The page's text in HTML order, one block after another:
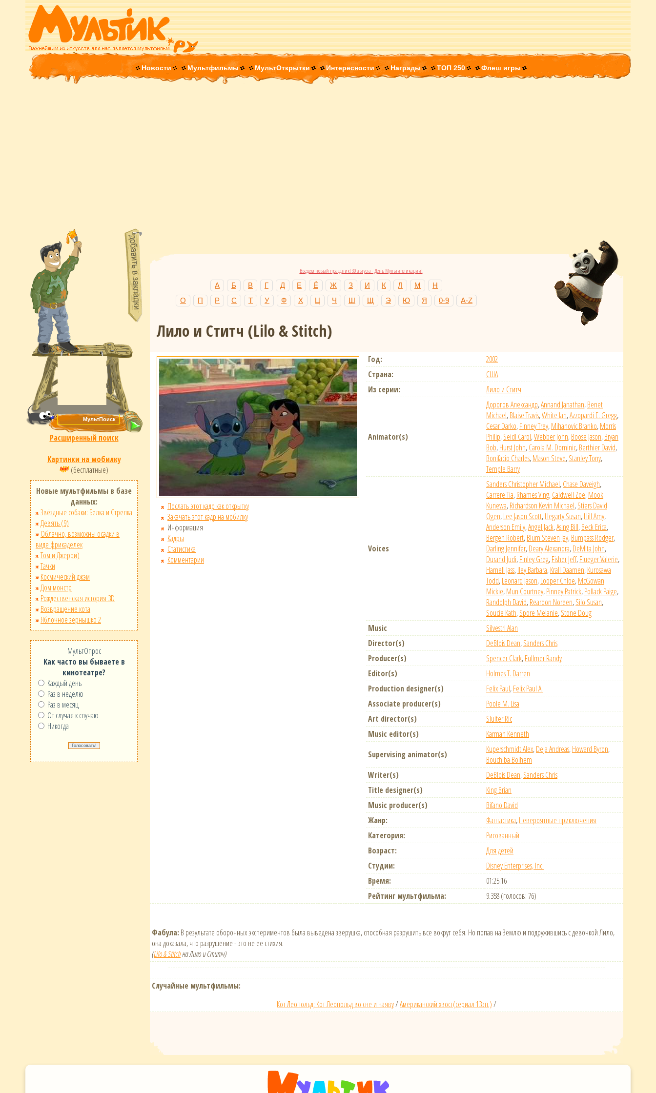
Новости Мультфильмы МультОткрытки Интересности Награды ТОП 250 Флеш игры
Расширенный поиск
Картинки на мобилку
(бесплатные)
Новые мультфильмы в базе
данных:
Звёздные собаки: Белка и Стрелка
Девять (9)
Облачно, возможны осадки в
виде фрикаделек
Том и Джерри)
Тачки
Космический джэм
Дом монстр
Рождественская история 3D
Возвращение кота
Яблочное зернышко 2
МультОпрос
Как часто вы бываете в
кинотеатре?
Каждый день
Раз в неделю
Раз в месяц
От случая к случаю
Никогда
Введем новый праздник! 30 августа - День Мультипликации!
А Б В Г Д Е Ё Ж З И К Л М
Н
О
П Р С Т У Ф Х Ц Ч Ш Щ Э Ю Я 0-9 A-Z
Лило и Ститч (Lilo & Stitch)
Послать этот кадр как открытку
Закачать этот кадр на мобилку
Информация
Кадры
Статистика
Комментарии
Год:
2002
Страна:
США
Из серии:
Лило и Ститч
Animator(s)
Дорогов Александр,Annand Janathan,Benet
Michael,Blaise Travis,White Ian,Azzopardi E. Gregg,
Cesar Darko,Finney Trey,Mihanovic Branko,Morris
Philip,Seidl Carol,Webber John,Boose Jason,Bryan
Bob,Hurst John,Carola M. Dominic,Berthier David,
Bonifacio Charles,Mason Steve,Stanley Tony,
Temple Barry
Voices
Sanders Christopher Michael,Chase Daveigh,
Carrere Tia,Rhames Ving,Caldwell Zoe,Mook
Kunewa,Richardson Kevin Michael,Stiers David
Ogen,Lee Jason Scott,Hegarty Susan,Hill Amy,
Anderson Emily,Angel Jack,Asing Bill,Beck Erica,
Bergen Robert,Blum Steven Jay,Bumpass Rodger,
Darling Jennifer,Deary Alexandra,DeMita John,
Durand Judi,Finley Greg,Fisher Jeff,Flueger Valerie,
Harnell Jass,Iley Barbara,Krall Daamen,Kurosawa
Todd,Leonard Jason,Looper Chloe,McGowan
Mickie,Mun Courtney,Pinney Patrick,Pollack Paige,
Randolph David,Reardon Noreen,Silo Susan,
Soucie Kath,Spore Melanie,Stone Doug
Music
Silvestri Alan
Director(s)
DeBlois Dean,Sanders Chris
Producer(s)
Spencer Clark,Fullmer Randy
Editor(s)
Holmes T. Darren
Production designer(s)
Felix Paul,Felix Paul A.
Associate producer(s)
Poole M. Lisa
Art director(s)
Sluiter Ric
Music editor(s)
Karman Kenneth
Supervising animator(s)
Kuperschmidt Alex,Deja Andreas,Howard Byron,
Bouchiba Bolhem
Writer(s)
DeBlois Dean,Sanders Chris
Title designer(s)
King Brian
Music producer(s)
Bifano David
Жанр:
Фантастика,Невероятные приключения
Категория:
Рисованный
Возраст:
Для детей
Студии:
Disney Enterprises, Inc.
Время:
01:25:16
Рейтинг мультфильма:
9.358 (голосов: 76)
Фабула: В результате оборонных экспериментов была выведена зверушка, способная разрушить все вокруг себя. Но попав на Землю и подружившись с девочкой Лило,
она доказала, что разрушение - это не ее стихия.
(Lilo & Stitchна Лило и Ститч)
Случайные мультфильмы:
Кот Леопольд: Кот Леопольд во сне и наяву/Американский хвост(сериал 13эп.)/